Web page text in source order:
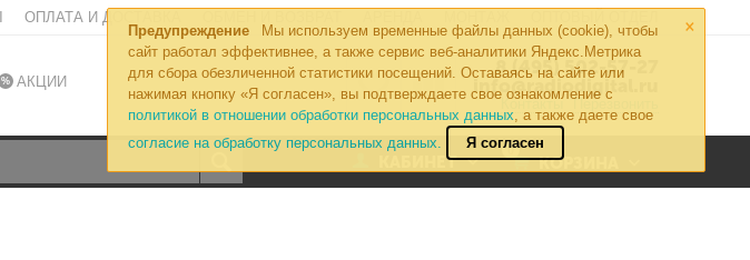
×
Предупреждение
Мы используем временные файлы данных (cookie), чтобы
сайт работал эффективнее, а также сервис веб-аналитики Яндекс.Метрика
для сбора обезличенной статистики посещений. Оставаясь на сайте или
нажимая кнопку «Я согласен», вы подтверждаете свое ознакомление с
политикой в отношении обработки персональных данных, а также даете свое
согласие на обработку персональных данных.
Я согласен
ОПЛАТА И ДОСТАВКА
АКЦИИ
8 (495) 502-57-27
info@radiodigital.ru
Контакты Перезвонить
0
КОРЗИНА
КАБИНЕТ